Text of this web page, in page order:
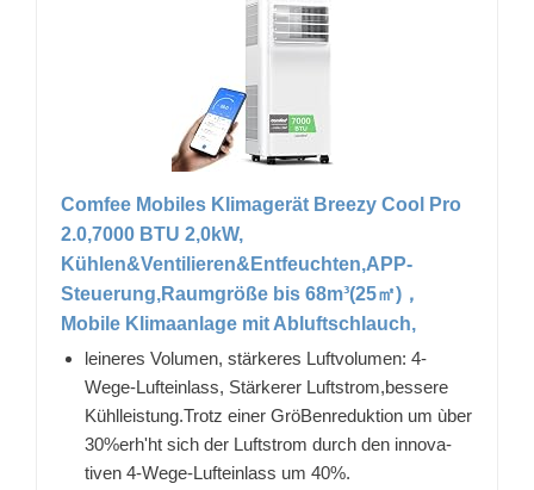
Comfee Mobiles Klimagerät Breezy Cool Pro
2.0,7000 BTU 2,0kW,
Kühlen&Ventilieren&Entfeuchten,APP-
Steuerung,Raumgröße bis 68m³(25㎡)，
Mobile Klimaanlage mit Abluftschlauch,
leineres Volumen, stärkeres Luftvolumen: 4-
Wege-Lufteinlass, Stärkerer Luftstrom,bessere
Kühlleistung.Trotz einer GröBenreduktion um ùber
30%erh'ht sich der Luftstrom durch den innova-
tiven 4-Wege-Lufteinlass um 40%.